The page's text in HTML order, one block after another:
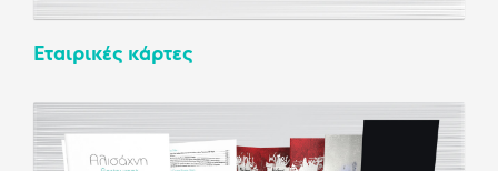
Εταιρικές κάρτες